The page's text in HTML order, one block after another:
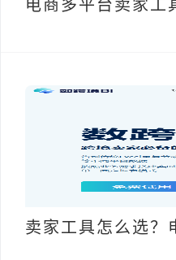
卖家工具怎么选？